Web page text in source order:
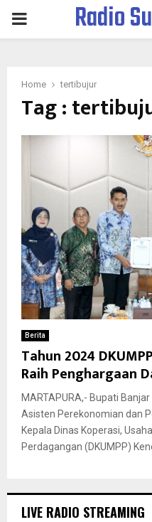
PRIMARYRadio
Home tertibujur
Tag :
Berita
Tahun 2024
Raih Penghargaan
MARTAPURA,- Bupati
Asisten Perekonomian dan
Kepala Dinas Koperasi,
Perdagangan (DKUMPP)
LIVE RADIO STREAMING